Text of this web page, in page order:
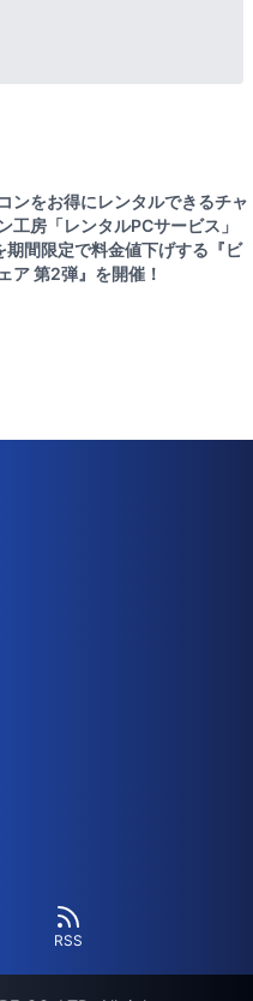
ンをお得にレンタルできるチャ
工房「レンタルPCサービス」
期間限定で料金値下げする『ビ
ア 第2弾』を開催！
RSS